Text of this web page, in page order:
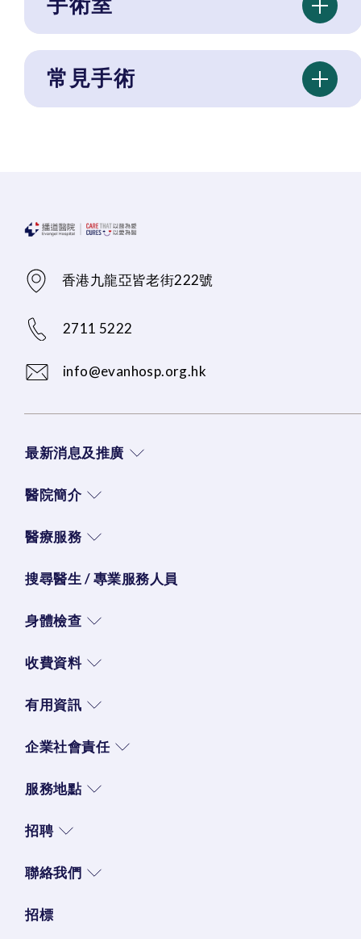
常見手術
香港九龍亞皆老街222號
2711 5222
info@evanhosp.org.hk
最新消息及推廣
醫院簡介
醫療服務
搜尋醫生 / 專業服務人員
身體檢查
收費資料
有用資訊
企業社會責任
服務地點
招聘
聯絡我們
招標